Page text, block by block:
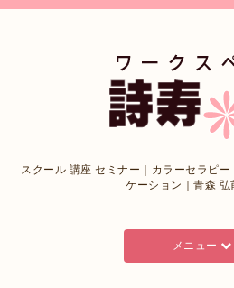
スクール 講座 セミナー｜カラーセラピ
ケーション｜青森 弘
メニュー